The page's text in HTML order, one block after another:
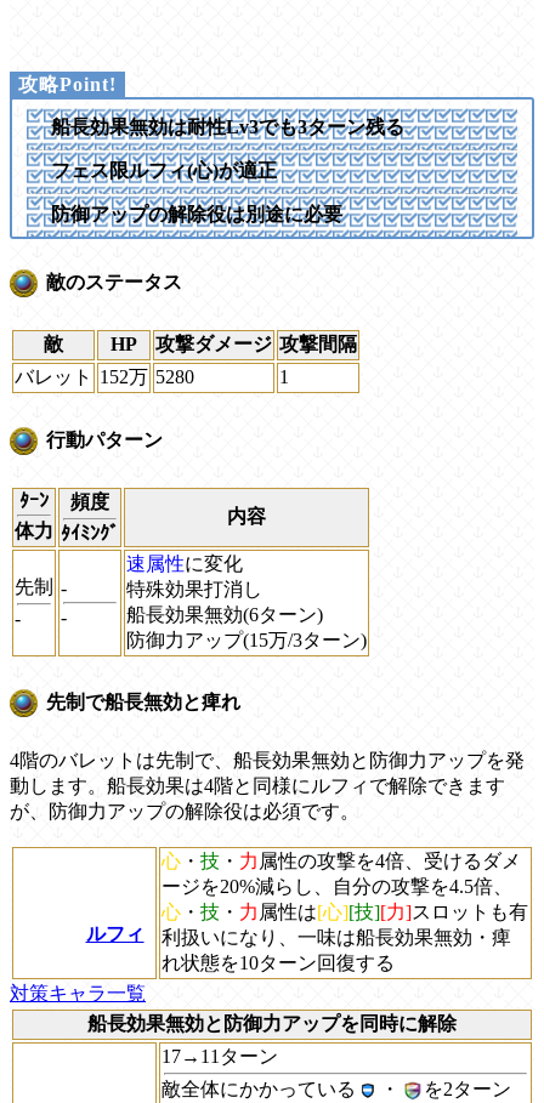
船長効果無効は耐性Lv3でも3ターン残る
フェス限ルフィ(心)が適正
防御アップの解除役は別途に必要
敵のステータス
敵 HP 攻撃ダメージ 攻撃間隔
バレット
152万 5280 1
行動パターン
ﾀｰﾝ
体力
頻度
ﾀｲﾐﾝｸﾞ
内容
先制
-
-
-
速属性に変化
特殊効果打消し
船長効果無効(6ターン)
防御力アップ(15万/3ターン)
先制で船長無効と痺れ
4階のバレットは先制で、船長効果無効と防御力アップを発
動します。船長効果は4階と同様にルフィで解除できます
が、防御力アップの解除役は必須です。
ルフィ
心 ・ 技 ・ 力 属性の攻撃を4倍、受けるダメ
ージを20%減らし、自分の攻撃を4.5倍、
心 ・ 技 ・ 力 属性は[心][技][力]スロットも有
利扱いになり、一味は船長効果無効・痺
れ状態を10ターン回復する
対策キャラ一覧
船長効果無効と防御力アップを同時に解除
17→11ターン
敵全体にかかっている
・
を2ターン